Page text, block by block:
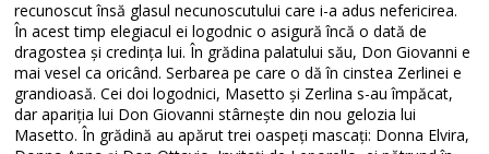
recunoscut însă glasul necunoscutului care i-a adus nefericirea.
În acest timp elegiacul ei logodnic o asigură încă o dată de
dragostea și credința lui. În grădina palatului său, Don Giovanni e
mai vesel ca oricând. Serbarea pe care o dă în cinstea Zerlinei e
grandioasă. Cei doi logodnici, Masetto și Zerlina s-au împăcat,
dar apariția lui Don Giovanni stârnește din nou gelozia lui
Masetto. În grădină au apărut trei oaspeți mascați: Donna Elvira,